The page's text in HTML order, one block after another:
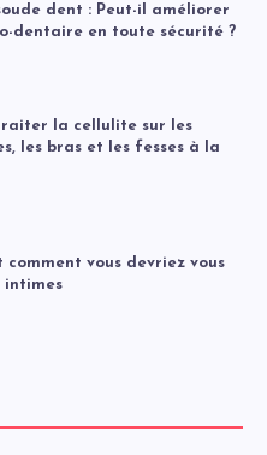
dent : Peut-il améliorer
dentaire en toute sécurité ?
la cellulite sur les
les bras et les fesses à la
comment vous devriez vous
intimes